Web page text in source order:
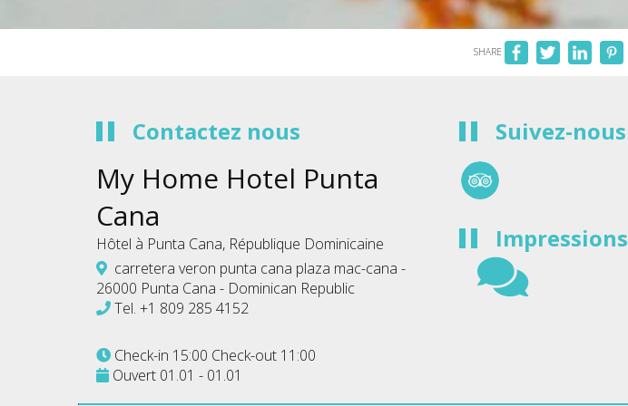
SHARE
Contactez nous
My Home Hotel Punta
Cana
Hôtel à Punta Cana, République Dominicaine
carretera veron punta cana plaza mac-cana -
26000 Punta Cana - Dominican Republic
Tel. +1 809 285 4152
Check-in 15:00 Check-out 11:00
Ouvert 01.01 - 01.01
Suivez-nous
Impressions